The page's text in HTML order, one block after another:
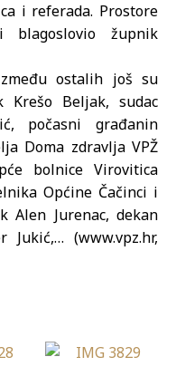
i referada. Prostore
blagoslovio župnik
ostalih još su
Beljak, sudac
počasni građanin
Doma zdravlja VPŽ
bolnice Virovitica
Općine Čačinci i
Alen Jurenac, dekan
(www.vpz.hr,